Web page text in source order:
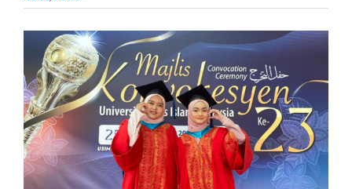
View
Larger
Image